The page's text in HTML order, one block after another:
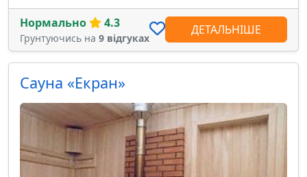
Нормально 4.3
Грунтуючись на 9 відгуках
ДЕТАЛЬНІШЕ
Сауна «Екран»